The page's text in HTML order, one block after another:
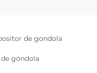
de gondola
góndola